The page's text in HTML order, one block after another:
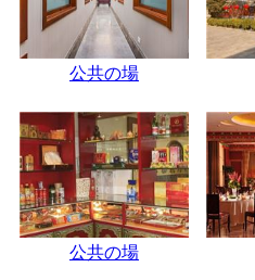
公共の場
公共の場